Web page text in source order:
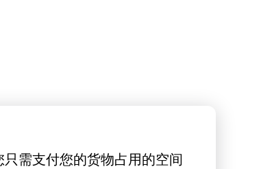
需支付您的货物占用的空间